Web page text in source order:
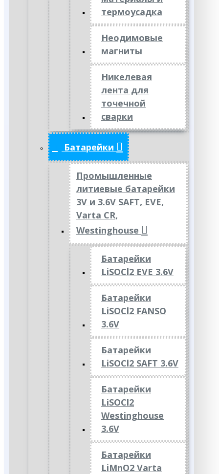
термоусадка
Неодимовые
магниты
Никелевая
лента для
точечной
сварки
Батарейки
Промышленные
литиевые батарейки
3V и 3.6V SAFT, EVE,
Varta CR,
Westinghouse
Батарейки
LiSOCl2 EVE 3.6V
Батарейки
LiSOCl2 FANSO
3.6V
Батарейки
LiSOCl2 SAFT 3.6V
Батарейки
LiSOCl2
Westinghouse
3.6V
Батарейки
LiMnO2 Varta